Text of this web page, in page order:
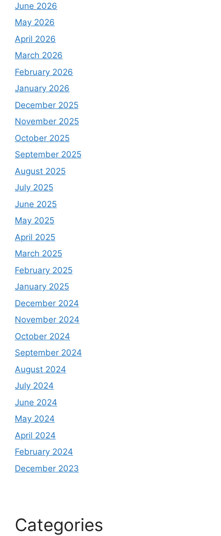
June 2026
May 2026
April 2026
March 2026
February 2026
January 2026
December 2025
November 2025
October 2025
September 2025
August 2025
July 2025
June 2025
May 2025
April 2025
March 2025
February 2025
January 2025
December 2024
November 2024
October 2024
September 2024
August 2024
July 2024
June 2024
May 2024
April 2024
February 2024
December 2023
Categories